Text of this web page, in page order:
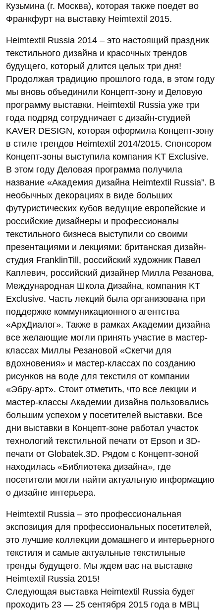
Кузьмина (г. Москва), которая также поедет во
Франкфурт на выставку Heimtextil 2015.
Heimtextil Russia 2014 – это настоящий праздник
текстильного дизайна и красочных трендов
будущего, который длится целых три дня!
Продолжая традицию прошлого года, в этом году
мы вновь объединили Концепт-зону и Деловую
программу выставки. Heimtextil Russia уже три
года подряд сотрудничает с дизайн-студией
KAVER DESIGN, которая оформила Концепт-зону
в стиле трендов Heimtextil 2014/2015. Спонсором
Концепт-зоны выступила компания KT Exclusive.
В этом году Деловая программа получила
название «Академия дизайна Heimtextil Russia”. В
необычных декорациях в виде больших
футуристических кубов ведущие европейские и
российские дизайнеры и профессионалы
текстильного бизнеса выступили со своими
презентациями и лекциями: британская дизайн-
студия FranklinTill, российский художник Павел
Каплевич, российский дизайнер Милла Резанова,
Международная Школа Дизайна, компания KT
Exclusive. Часть лекций была организована при
поддержке коммуникационного агентства
«АрхДиалог». Также в рамках Академии дизайна
все желающие могли принять участие в мастер-
классах Миллы Резановой «Скетчи для
вдохновения» и мастер-классах по созданию
рисунков на воде для текстиля от компании
«Эбру-арт». Стоит отметить, что все лекции и
мастер-классы Академии дизайна пользовались
большим успехом у посетителей выставки. Все
дни выставки в Концепт-зоне работал участок
технологий текстильной печати от Epson и 3D-
печати от Globatek.3D. Рядом с Концепт-зоной
находилась «Библиотека дизайна», где
посетители могли найти актуальную информацию
о дизайне интерьера.
Heimtextil Russia – это профессиональная
экспозиция для профессиональных посетителей,
это лучшие коллекции домашнего и интерьерного
текстиля и самые актуальные текстильные
тренды будущего. Мы ждем вас на выставке
Heimtextil Russia 2015!
Следующая выставка Heimtextil Russia будет
проходить 23 — 25 сентября 2015 года в МВЦ